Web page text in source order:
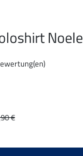
Noele
€